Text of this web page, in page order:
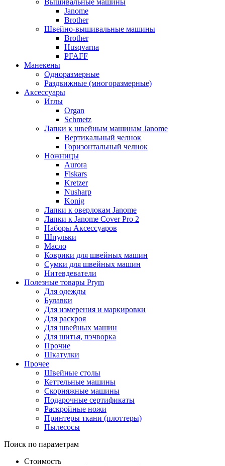
Вышивальные машины
Janome
Brother
Швейно-вышивальные машины
Brother
Husqvarna
PFAFF
Манекены
Одноразмерные
Раздвижные (многоразмерные)
Аксессуары
Иглы
Organ
Schmetz
Лапки к швейным машинам Janome
Вертикальный челнок
Горизонтальный челнок
Ножницы
Aurora
Fiskars
Kretzer
Nusharp
Konig
Лапки к оверлокам Janome
Лапки к Janome Cover Pro 2
Наборы Аксессуаров
Шпульки
Масло
Коврики для швейных машин
Сумки для швейных машин
Нитевдеватели
Полезные товары Prym
Для одежды
Булавки
Для измерения и маркировки
Для раскроя
Для швейных машин
Для шитья, пэчворка
Прочие
Шкатулки
Прочее
Швейные столы
Кеттельные машины
Скорняжные машины
Подарочные сертификаты
Раскройные ножи
Принтеры ткани (плоттеры)
Пылесосы
Поиск по параметрам
Стоимость